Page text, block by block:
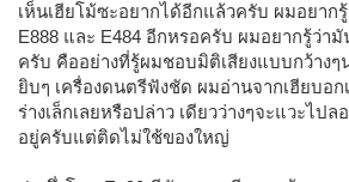
เห็นเฮียโม้ซะอยากได้อีกแล้วครับ ผมอยาก
E888 และ E484 อีกหรอครับ ผมอยากรู้ว่า
ครับ คืออย่างที่รู้ผมชอบมิติเสียงแบบกว้างๆ
ยิบๆ เครื่องดนตรีฟังชัด ผมอ่านจากเฮียบอ
ร่างเล็กเลยหรือปล่าว เดียวว่างๆจะแวะไป
อยู่ครับแต่ติดไม่ใช้ของใหญ่